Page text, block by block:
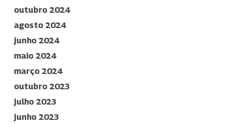
outubro 2024
agosto 2024
junho 2024
maio 2024
março 2024
outubro 2023
julho 2023
junho 2023